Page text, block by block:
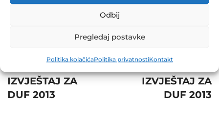
Odbij
Pregledaj postavke
Politika kolačićaPolitika privatnostiKontakt
navigation
IZVJEŠTAJ ZA
DUF 2013
IZVJEŠTAJ ZA
DUF 2013